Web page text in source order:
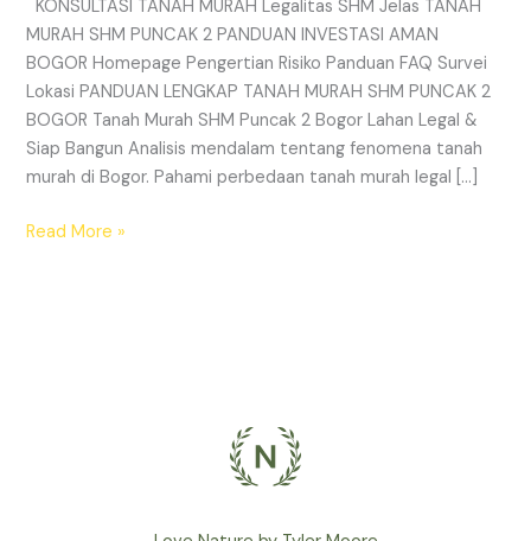
KONSULTASI TANAH MURAH Legalitas SHM Jelas TANAH
MURAH SHM PUNCAK 2 PANDUAN INVESTASI AMAN
BOGOR Homepage Pengertian Risiko Panduan FAQ Survei
Lokasi PANDUAN LENGKAP TANAH MURAH SHM PUNCAK 2
BOGOR Tanah Murah SHM Puncak 2 Bogor Lahan Legal &
Siap Bangun Analisis mendalam tentang fenomena tanah
murah di Bogor. Pahami perbedaan tanah murah legal […]
Read More »